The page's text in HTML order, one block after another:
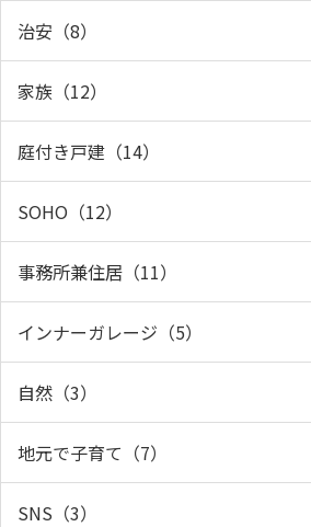
治安（8）
家族（12）
庭付き戸建（14）
SOHO（12）
事務所兼住居（11）
インナーガレージ（5）
自然（3）
地元で子育て（7）
SNS（3）